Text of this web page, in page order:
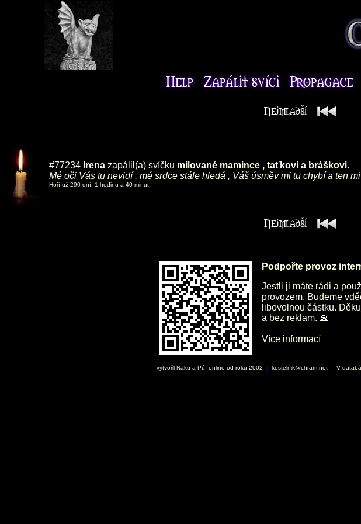
#77234 Irena zapálil(a) svíčku milované mamince , taťkovi a bráškovi.
Mé oči Vás tu nevidí , mé srdce stále hledá , Váš úsměv mi tu chybí a ten
Hoří už 290 dní, 1 hodinu a 40 minut.
Podpořte provoz
Jestli ji máte rádi a
provozem. Budeme
libovolnou částku.
a bez reklam. 🙏
Více informací
vytvořil Naku a Pú, online od roku 2002 | kostelnik@chram.net | V